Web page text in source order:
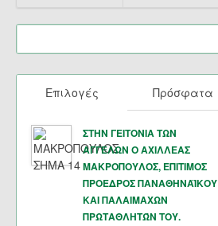
Επιλογές Πρόσφατα
ΣΤΗΝ ΓΕΙΤΟΝΙΑ ΤΩΝ
ΑΓΓΕΛΩΝ Ο ΑΧΙΛΛΕΑΣ
ΜΑΚΡΟΠΟΥΛΟΣ, ΕΠΙΤΙΜΟΣ
ΠΡΟΕΔΡΟΣ ΠΑΝΑΘΗΝΑΪΚΟΥ
ΚΑΙ ΠΑΛΑΙΜΑΧΩΝ
ΠΡΩΤΑΘΛΗΤΏΝ ΤΟΥ.